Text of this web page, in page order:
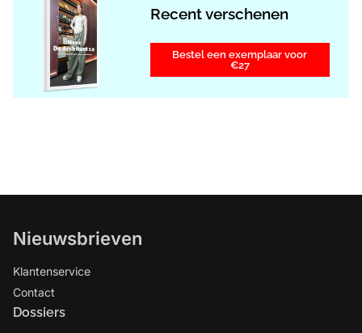
Recent verschenen
Bestel een exemplaar voor
€27
Nieuwsbrieven
Klantenservice
Contact
Dossiers